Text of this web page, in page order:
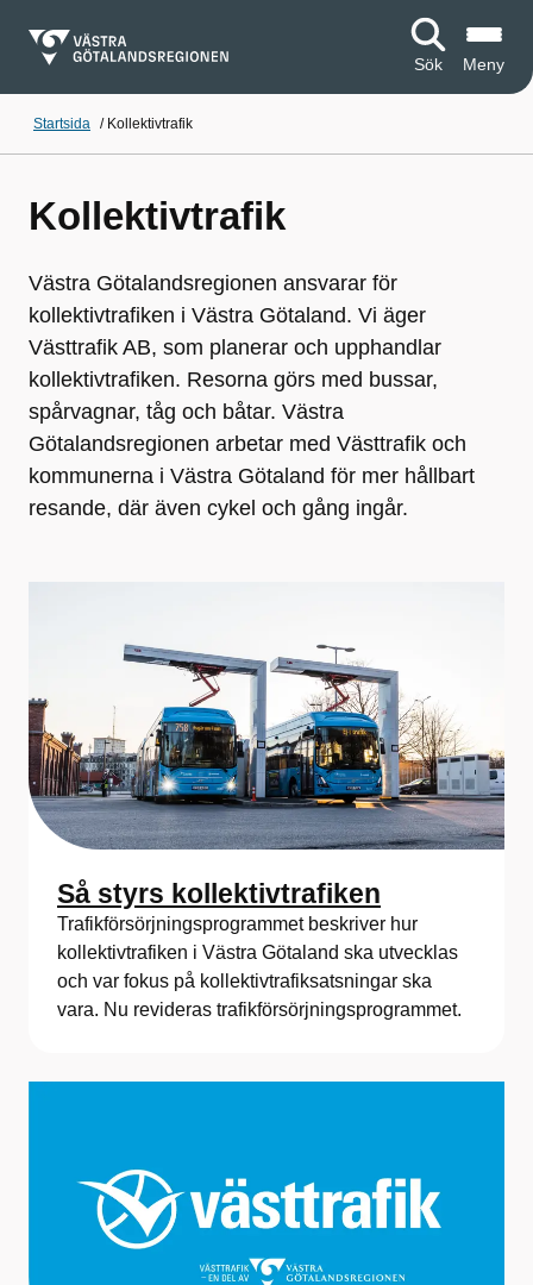
Sök Meny
Startsida / Kollektivtrafik
Kollektivtrafik
Västra Götalandsregionen ansvarar för
kollektivtrafiken i Västra Götaland. Vi äger
Västtrafik AB, som planerar och upphandlar
kollektivtrafiken. Resorna görs med bussar,
spårvagnar, tåg och båtar. Västra
Götalandsregionen arbetar med Västtrafik och
kommunerna i Västra Götaland för mer hållbart
resande, där även cykel och gång ingår.
Så styrs kollektivtrafiken
Trafikförsörjningsprogrammet beskriver hur
kollektivtrafiken i Västra Götaland ska utvecklas
och var fokus på kollektivtrafiksatsningar ska
vara. Nu revideras trafikförsörjningsprogrammet.